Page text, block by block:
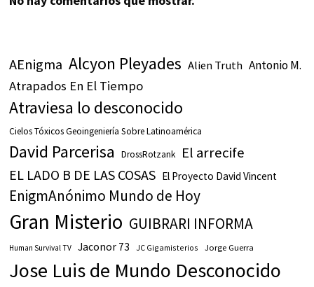
AEnigma Alcyon Pleyades Alien Truth Antonio M.
Atrapados En El Tiempo
Atraviesa lo desconocido
Cielos Tóxicos Geoingeniería Sobre Latinoamérica
David Parcerisa DrossRotzank El arrecife
EL LADO B DE LAS COSAS El Proyecto David Vincent
EnigmAnónimo Mundo de Hoy
Gran Misterio GUIBRARI INFORMA
Human Survival TV Jaconor 73 JC Gigamisterios Jorge Guerra
Jose Luis de Mundo Desconocido